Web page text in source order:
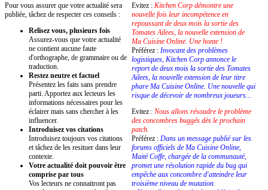
Pour vous assurer que votre actualité sera
publiée, tâchez de respecter ces conseils :
Relisez vous, plusieurs fois
Assurez-vous que votre actualité
ne contient aucune faute
d'orthographe, de grammaire ou de
traduction.
Restez neutre et factuel
Présentez les faits sans prendre
parti. Apportez aux lecteurs les
informations nécessaires pour les
éclairer mais sans chercher à les
influencer.
Introduisez vos citations
Introduisez toujours vos citations
et tâchez de les resituer dans leur
contexte.
Votre actualité doit pouvoir être
comprise par tous
Vos lecteurs ne connaitront pas
Evitez : Kitchen Corp démontre une
nouvelle fois leur incompétence en
repoussant de deux mois la sortie des
Tomates Ailees, la nouvelle extension de
Ma Cuisine Online. Une honte !
Préférez : Invocant des problèmes
logistiques, Kitchen Corp annonce le
report de deux mois la sortie des Tomates
Ailees, la nouvelle extension de leur titre
phare Ma Cuisine Online. Une nouvelle qui
risque de décevoir de nombreux joueurs...
Evitez : Nous allons résoudre le problème
des concombres buggés dès le prochain
patch.
Préférez : Dans un message publié sur les
forums officiels de Ma Cuisine Online,
Maité Coffe, chargée de la communauté,
promet une résolution rapide du bug qui
empêche aux concombre d'atteindre leur
troisième niveau de mutation.